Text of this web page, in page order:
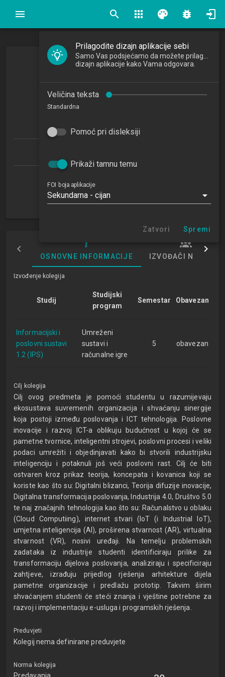
search apps palette bug_report
Umrežene organizacije
Smart Organizations
2023/2024
M2
OSNOVNE INFORMACIJE IZVOĐAČI NASTAVE
Izvođenje kolegija
Studij
Studijski
program
Semestar Obavezan
Informacijski i
poslovni sustavi
1.2 (IPS)
Umreženi
sustavi i
računalne igre
5 obavezan
Cilj kolegija
Cilj ovog predmeta je pomoći studentu u razumijevaju
ekosustava suvremenih organizacija i shvaćanju sinergije
koja postoji između poslovanja i ICT tehnologija. Poslovne
inovacije i razvoj ICT-a oblikuju budućnost u kojoj će se
pametne tvornice, inteligentni strojevi, poslovni procesi i veliki
podaci umrežiti i objedinjavati kako bi stvorili industrijsku
inteligenciju i potaknuli još veći poslovni rast. Cilj će biti
ostvaren kroz prikaz teorija, koncepata i kovanica koji se
koriste kao što su: Digitalni blizanci, Teorija difuzije inovacije,
Digitalna transformacija poslovanja, Industrija 4.0, Društvo 5.0
te naj značajnih tehnologija kao što su: Računalstvo u oblaku
(Cloud Computiing), internet stvari (IoT (i Industrial IoT),
umjetna inteligencija (AI), proširena stvarnost (AR), virtualna
stvarnost (VR), nosivi uređaji. Na temelju problemskih
zadataka iz industrije studenti identificiraju prilike za
transformaciju dijelova poslovanja, analiziraju i specificiraju
zahtjeve, izrađuju prijedlog rješenja arhitekture dijela
pametne organizacije i predlažu prototip. Takvim širim
shvaćanjem studenti će steći znanja i vještine potrebne za
razvoj i implementaciju e-usluga i programskih rješenja.
Preduvjeti
Kolegij nema definirane preduvjete
Norma kolegija
Prilagodite dizajn aplikacije sebi
dizajn aplikacije kako Vama odgovara.
Veličina teksta
Standardna
Pomoć pri disleksiji
Prikaži tamnu temu
FOI boja aplikacije
Sekundarna - cijan
Zatvori Spremi